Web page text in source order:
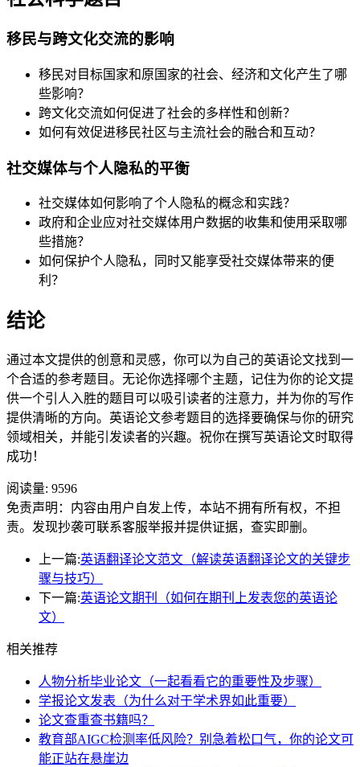
移民与跨文化交流的影响
移民对目标国家和原国家的社会、经济和文化产生了哪
些影响？
跨文化交流如何促进了社会的多样性和创新？
如何有效促进移民社区与主流社会的融合和互动？
社交媒体与个人隐私的平衡
社交媒体如何影响了个人隐私的概念和实践？
政府和企业应对社交媒体用户数据的收集和使用采取哪
些措施？
如何保护个人隐私，同时又能享受社交媒体带来的便
利？
结论
通过本文提供的创意和灵感，你可以为自己的英语论文找到一
个合适的参考题目。无论你选择哪个主题，记住为你的论文提
供一个引人入胜的题目可以吸引读者的注意力，并为你的写作
提供清晰的方向。英语论文参考题目的选择要确保与你的研究
领域相关，并能引发读者的兴趣。祝你在撰写英语论文时取得
成功！
阅读量: 9596
免责声明：内容由用户自发上传，本站不拥有所有权，不担
责。发现抄袭可联系客服举报并提供证据，查实即删。
上一篇:英语翻译论文范文（解读英语翻译论文的关键步
骤与技巧）
下一篇:英语论文期刊（如何在期刊上发表您的英语论
文）
相关推荐
人物分析毕业论文（一起看看它的重要性及步骤）
学报论文发表（为什么对于学术界如此重要）
论文查重查书籍吗？
教育部AIGC检测率低风险？别急着松口气，你的论文可
能正站在悬崖边